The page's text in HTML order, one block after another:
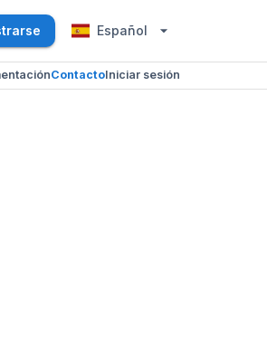
Español
ContactoIniciar sesión